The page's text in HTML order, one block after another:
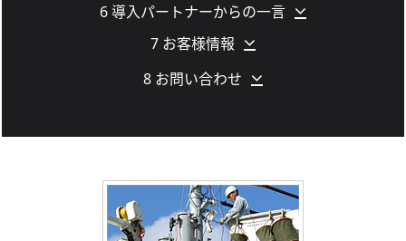
6 導入パートナーからの一言
7 お客様情報
8 お問い合わせ